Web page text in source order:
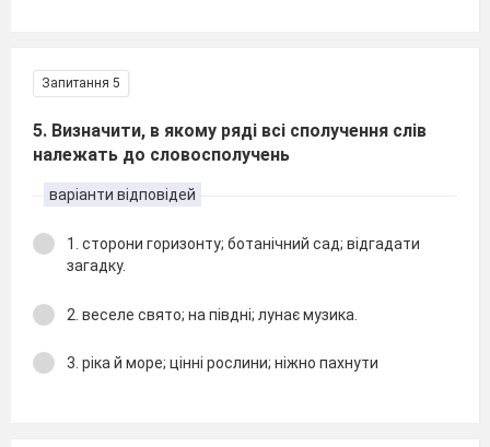
Запитання 5
5. Визначити, в якому ряді всі сполучення слів
належать до словосполучень
варіанти відповідей
1. сторони горизонту; ботанічний сад; відгадати
загадку.
2. веселе свято; на півдні; лунає музика.
3. ріка й море; цінні рослини; ніжно пахнути